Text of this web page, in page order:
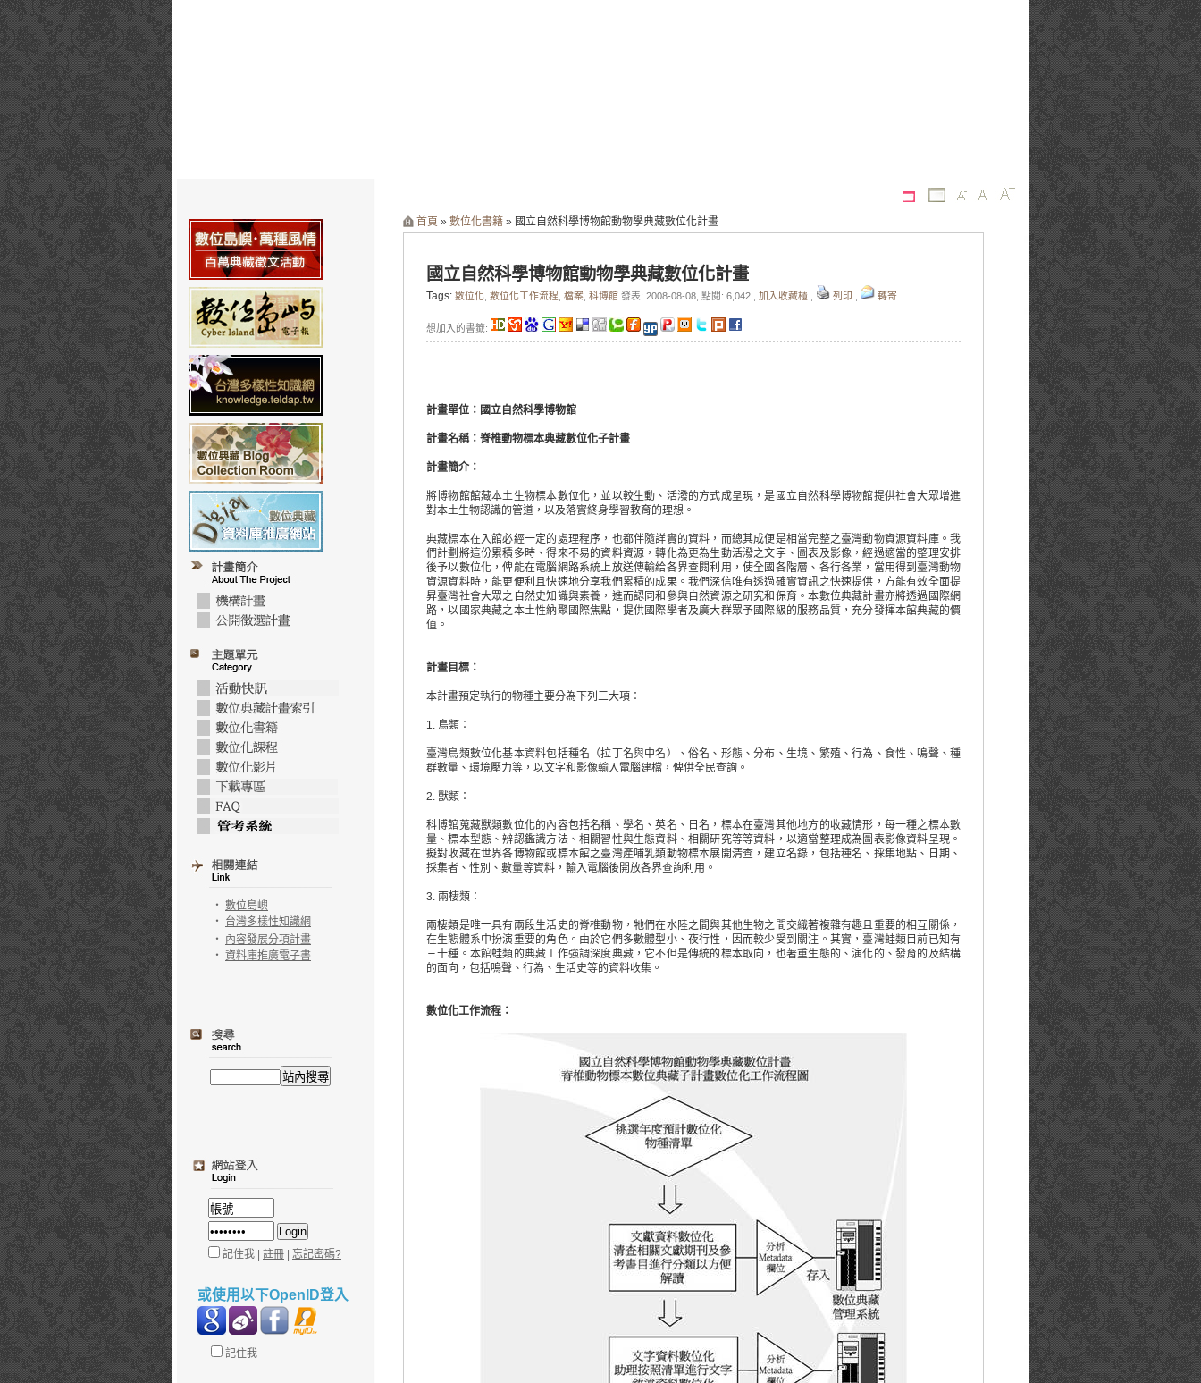
‧ 數位島嶼
‧ 台灣多樣性知識網
‧ 內容發展分項計畫
‧ 資料庫推廣電子書
記住我 | 註冊 | 忘記密碼?
或使用以下OpenID登入
記住我
首頁 » 數位化書籍 » 國立自然科學博物館動物學典藏數位化計畫
國立自然科學博物館動物學典藏數位化計畫
Tags: 數位化 數位化工作流程 檔案 科博館 發表: 2008-08-08, 點閱: 6,042 , 加入收藏櫃 列印 轉寄
想加入的書籤:
計畫單位：國立自然科學博物館
計畫名稱： 脊椎動物標本典藏數位化子計畫
計畫簡介 ：
將博物館館藏本土生物標本數位化，並以較生動、活潑的方式成呈現，是國立自然科學博物館提供社會大眾增進
對本土生物認識的管道，以及落實終身學習教育的理想。
典藏標本在入館必經一定的處理程序，也都伴隨詳實的資料，而總其成便是相當完整之臺灣動物資源資料庫。我
們計劃將這份累積多時、得來不易的資料資源，轉化為更為生動活潑之文字、圖表及影像，經過適當的整理安排
後予以數位化，俾能在電腦網路系統上放送傳輸給各界查閱利用，使全國各階層、各行各業，當用得到臺灣動物
資源資料時，能更便利且快速地分享我們累積的成果。我們深信唯有透過確實資訊之快速提供，方能有效全面提
昇臺灣社會大眾之自然史知識與素養，進而認同和參與自然資源之研究和保育。本數位典藏計畫亦將透過國際網
路，以國家典藏之本土性納聚國際焦點，提供國際學者及廣大群眾予國際級的服務品質，充分發揮本館典藏的價
值。
計畫目標：
本計畫預定執行的物種主要分為下列三大項：
1. 鳥類：
臺灣鳥類數位化基本資料包括種名（拉丁名與中名）、俗名、形態、分布、生境、繁殖、行為、食性、鳴聲、種
群數量、環境壓力等，以文字和影像輸入電腦建檔，俾供全民查詢。
2. 獸類：
科博館蒐藏獸類數位化的內容包括名稱、學名、英名、日名，標本在臺灣其他地方的收藏情形，每一種之標本數
量、標本型態、辨認鑑識方法、相關習性與生態資料、相關研究等等資料，以適當整理成為圖表影像資料呈現。
擬對收藏在世界各博物館或標本館之臺灣產哺乳類動物標本展開清查，建立名錄，包括種名、採集地點、日期、
採集者、性別、數量等資料，輸入電腦後開放各界查詢利用。
3. 兩棲類：
兩棲類是唯一具有兩段生活史的脊椎動物，牠們在水陸之間與其他生物之間交織著複雜有趣且重要的相互關係，
在生態體系中扮演重要的角色。由於它們多數體型小、夜行性，因而較少受到關注。其實，臺灣蛙類目前已知有
三十種。本館蛙類的典藏工作強調深度典藏，它不但是傳統的標本取向，也著重生態的、演化的、發育的及結構
的面向，包括鳴聲、行為、生活史等的資料收集。
數位化工作流程：